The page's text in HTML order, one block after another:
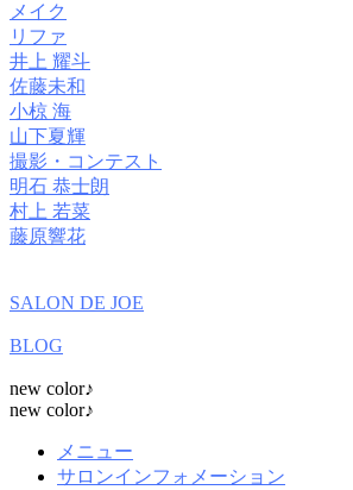
メイク
リファ
井上 耀斗
佐藤未和
小椋 海
山下夏輝
撮影・コンテスト
明石 恭士朗
村上 若菜
藤原響花
SALON DE JOE
BLOG
new color♪
new color♪
メニュー
サロンインフォメーション